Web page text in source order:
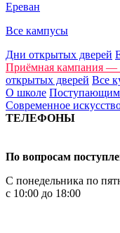
Ереван
Все кампусы
Дни открытых дверей
Приёмная кампания —
открытых дверей Все
О школе Поступающим
Современное
ТЕЛЕФОНЫ
По вопросам
С понедельника по
с 10:00 до 18:00